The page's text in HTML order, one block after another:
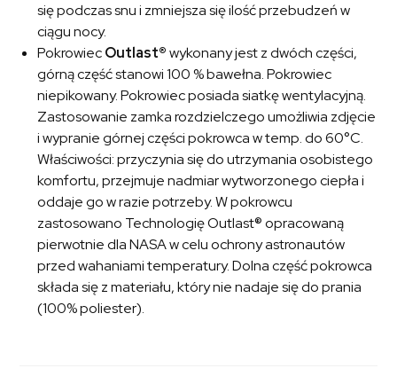
się podczas snu i zmniejsza się ilość przebudzeń w
ciągu nocy.
PokrowiecOutlast®wykonany jest z dwóch części,
górną część stanowi 100 % bawełna. Pokrowiec
niepikowany. Pokrowiec posiada siatkę wentylacyjną.
Zastosowanie zamka rozdzielczego umożliwia zdjęcie
i wypranie górnej części pokrowca w temp. do 60°C.
Właściwości: przyczynia się do utrzymania osobistego
komfortu, przejmuje nadmiar wytworzonego ciepła i
oddaje go w razie potrzeby. W pokrowcu
zastosowano Technologię Outlast® opracowaną
pierwotnie dla NASA w celu ochrony astronautów
przed wahaniami temperatury. Dolna część pokrowca
składa się z materiału, który nie nadaje się do prania
(100% poliester).